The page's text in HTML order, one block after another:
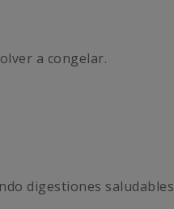
a congelar.
digestiones